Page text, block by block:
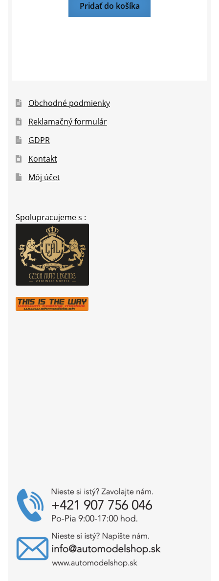
Pridať do košíka
Obchodné podmienky
Reklamačný formulár
GDPR
Kontakt
Môj účet
Spolupracujeme s :